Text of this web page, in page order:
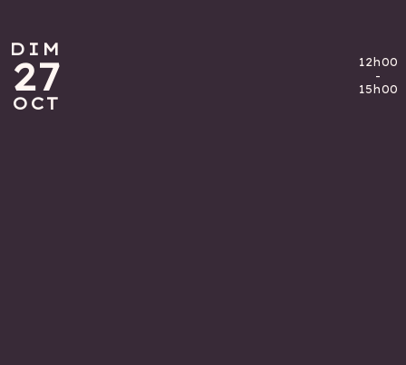
DIM
27
OCT
12h00
-
15h00
DIM
27
OCT
12h00
-
15h00